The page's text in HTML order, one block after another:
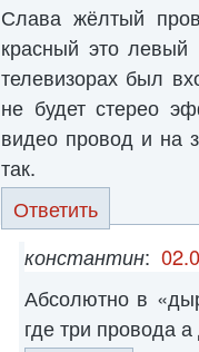
Слава жёлтый
красный это
телевизорах был
не будет стерео
видео провод и на
так.
Ответить
константин:
Абсолютно в
где три провода